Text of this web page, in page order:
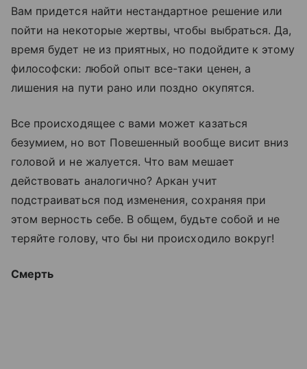
Вам придется найти нестандартное решение или
пойти на некоторые жертвы, чтобы выбраться. Да,
время будет не из приятных, но подойдите к этому
философски: любой опыт все-таки ценен, а
лишения на пути рано или поздно окупятся.
Все происходящее с вами может казаться
безумием, но вот Повешенный вообще висит вниз
головой и не жалуется. Что вам мешает
действовать аналогично? Аркан учит
подстраиваться под изменения, сохраняя при
этом верность себе. В общем, будьте собой и не
теряйте голову, что бы ни происходило вокруг!
Смерть